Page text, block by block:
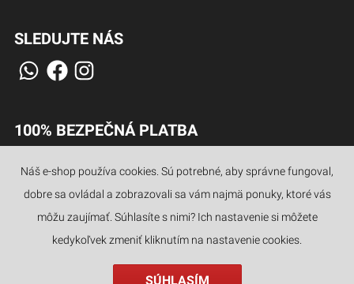
SLEDUJTE NÁS
100% BEZPEČNÁ PLATBA
JAZYKY
Náš e-shop používa cookies. Sú potrebné, aby správne fungoval,
dobre sa ovládal a zobrazovali sa vám najmä ponuky, ktoré vás
môžu zaujímať. Súhlasíte s nimi? Ich nastavenie si môžete
kedykoľvek zmeniť kliknutím na nastavenie cookies.
SÚHLASÍM